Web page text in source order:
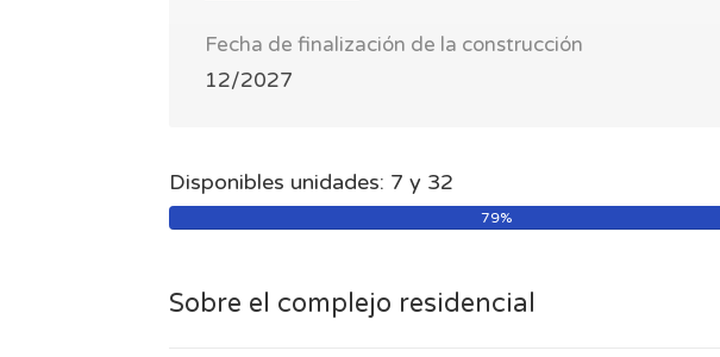
Fecha de finalización de la construcción
12/2027
Disponibles unidades: 7 y 32
79%
Sobre el complejo residencial